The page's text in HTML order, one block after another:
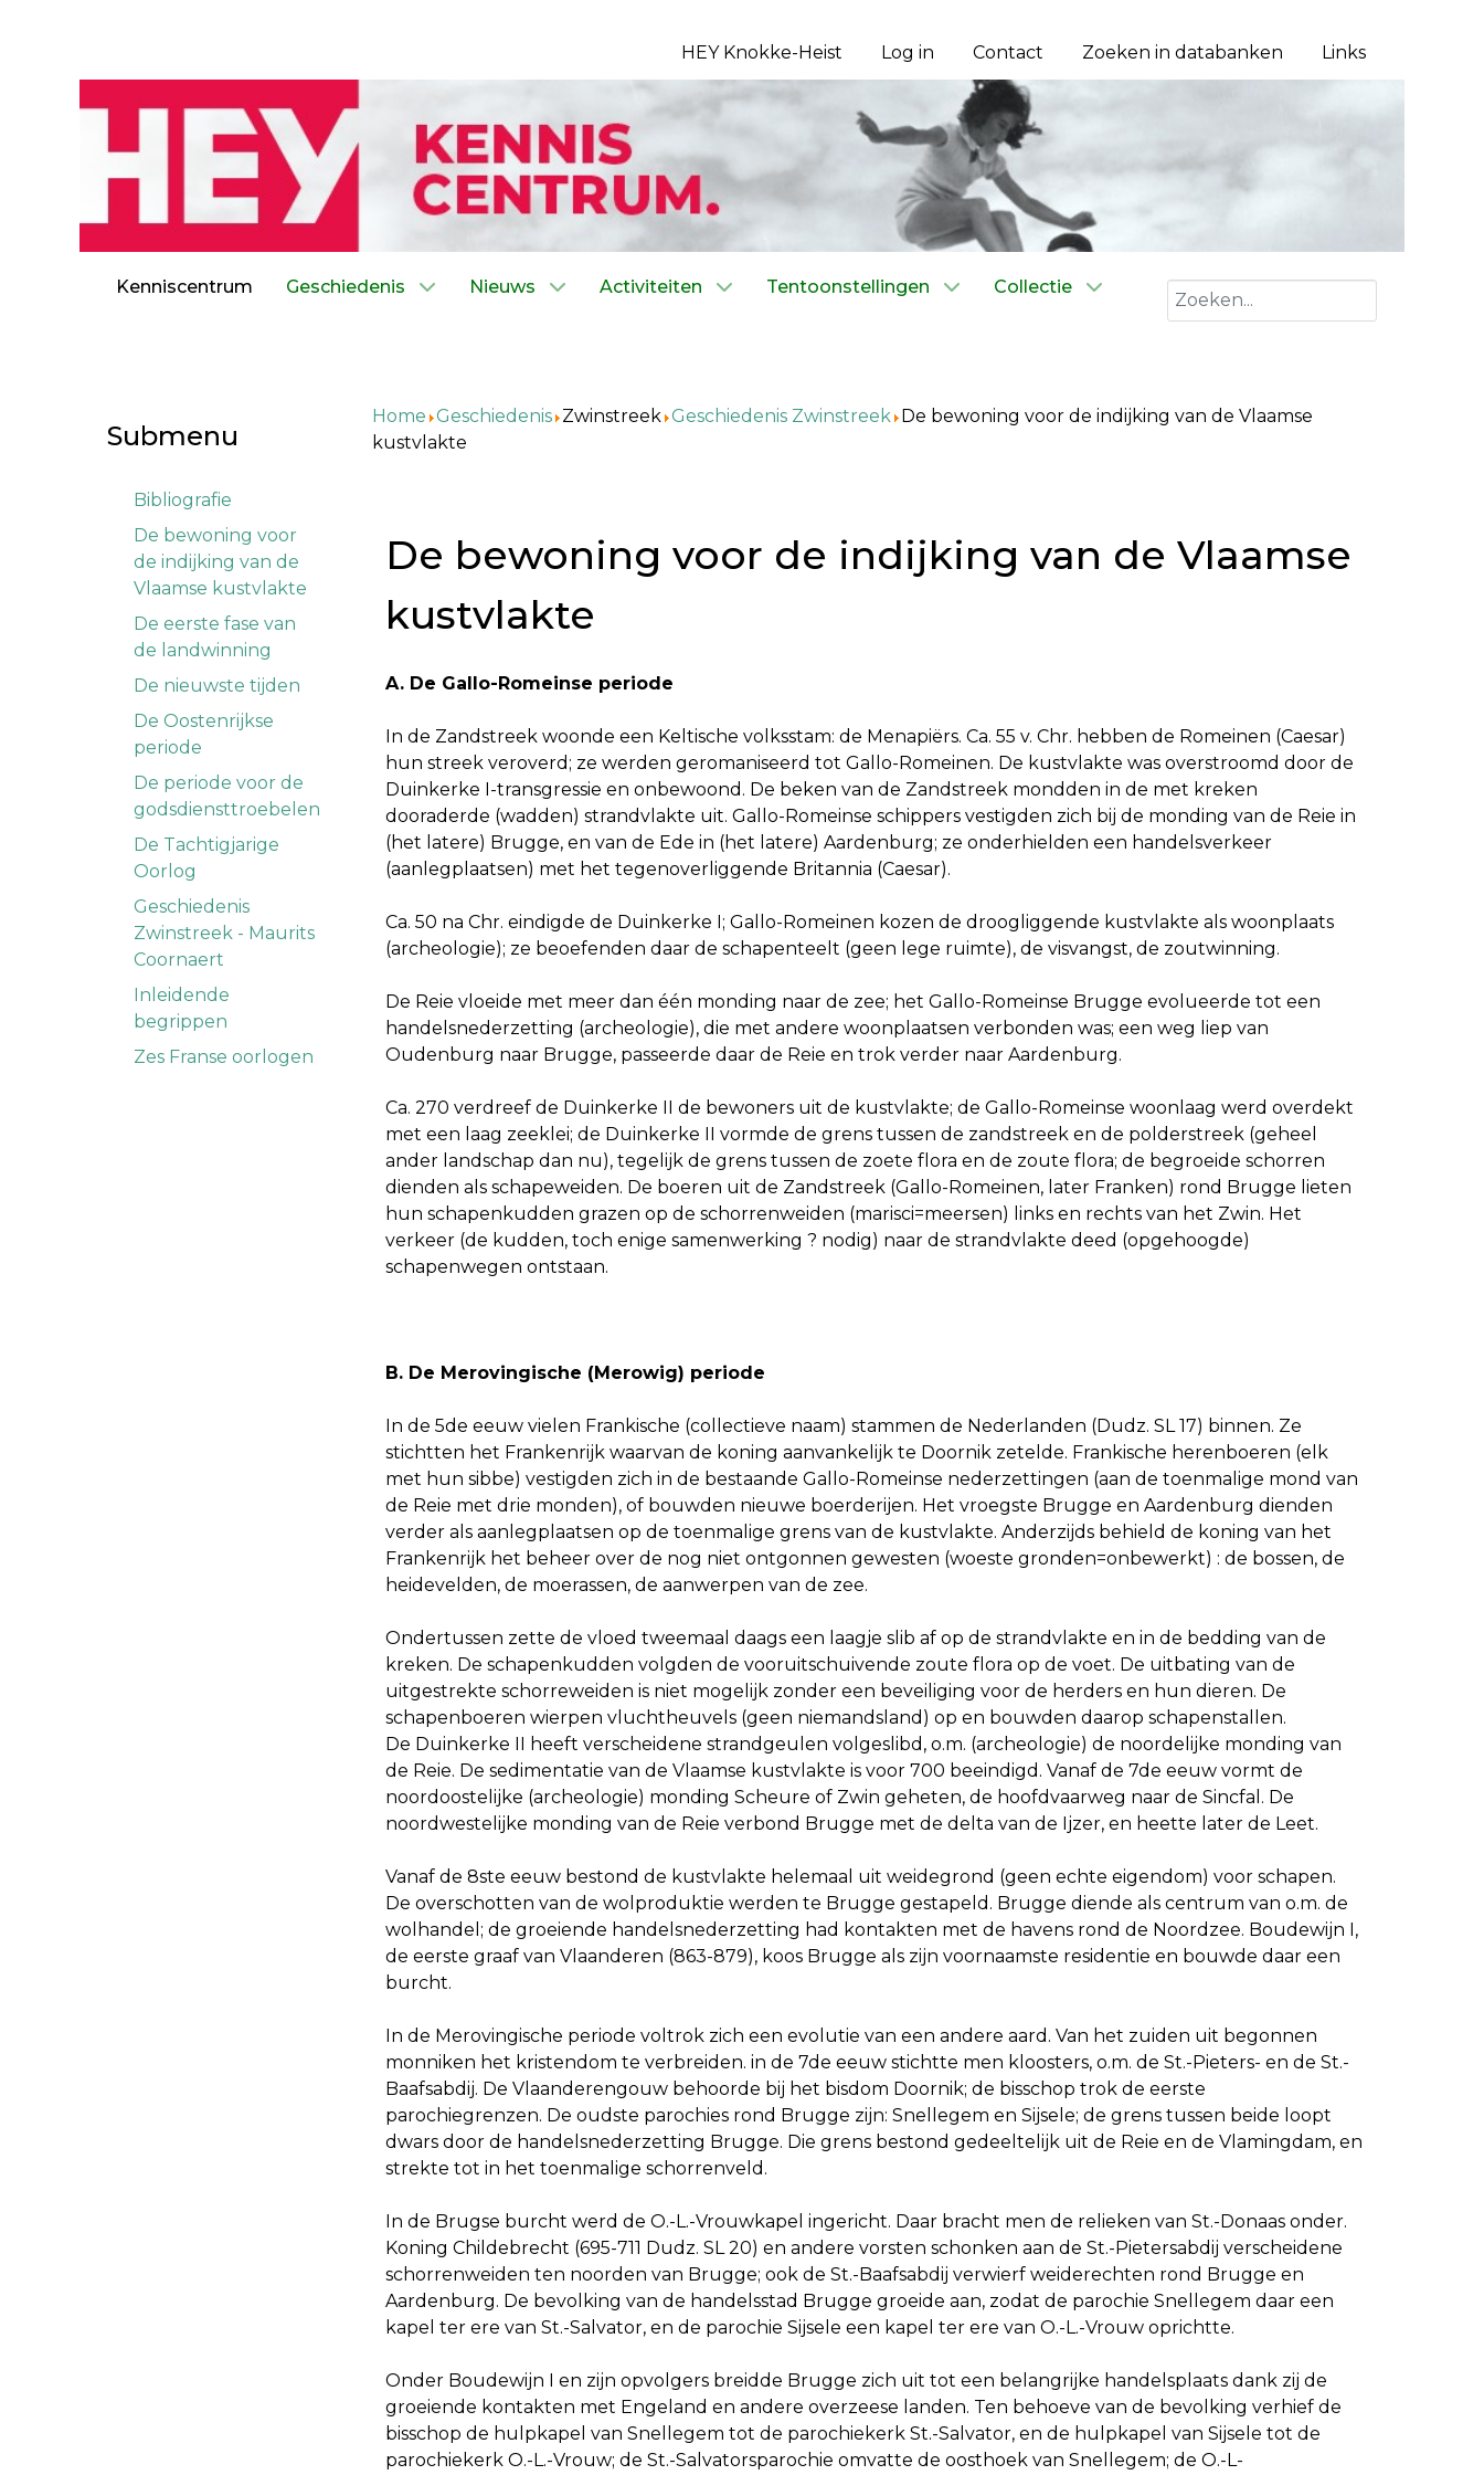
HEY Knokke-Heist Log in Contact Zoeken in databanken Links
Kenniscentrum Geschiedenis Nieuws Activiteiten Tentoonstellingen Collectie Zoeken
Submenu
Bibliografie
De bewoning voor
de indijking van de
Vlaamse kustvlakte
De eerste fase van
de landwinning
De nieuwste tijden
De Oostenrijkse
periode
De periode voor de
godsdiensttroebelen
De Tachtigjarige
Oorlog
Geschiedenis
Zwinstreek - Maurits
Coornaert
Inleidende
begrippen
Zes Franse oorlogen
Home Geschiedenis Zwinstreek Geschiedenis Zwinstreek De bewoning voor de indijking van de Vlaamse
kustvlakte
De bewoning voor de indijking van de Vlaamse
kustvlakte
A. De Gallo-Romeinse periode
In de Zandstreek woonde een Keltische volksstam: de Menapiërs. Ca. 55 v. Chr. hebben de Romeinen (Caesar)
hun streek veroverd; ze werden geromaniseerd tot Gallo-Romeinen. De kustvlakte was overstroomd door de
Duinkerke I-transgressie en onbewoond. De beken van de Zandstreek mondden in de met kreken
dooraderde (wadden) strandvlakte uit. Gallo-Romeinse schippers vestigden zich bij de monding van de Reie in
(het latere) Brugge, en van de Ede in (het latere) Aardenburg; ze onderhielden een handelsverkeer
(aanlegplaatsen) met het tegenoverliggende Britannia (Caesar).
Ca. 50 na Chr. eindigde de Duinkerke I; Gallo-Romeinen kozen de droogliggende kustvlakte als woonplaats
(archeologie); ze beoefenden daar de schapenteelt (geen lege ruimte), de visvangst, de zoutwinning.
De Reie vloeide met meer dan één monding naar de zee; het Gallo-Romeinse Brugge evolueerde tot een
handelsnederzetting (archeologie), die met andere woonplaatsen verbonden was; een weg liep van
Oudenburg naar Brugge, passeerde daar de Reie en trok verder naar Aardenburg.
Ca. 270 verdreef de Duinkerke II de bewoners uit de kustvlakte; de Gallo-Romeinse woonlaag werd overdekt
met een laag zeeklei; de Duinkerke II vormde de grens tussen de zandstreek en de polderstreek (geheel
ander landschap dan nu), tegelijk de grens tussen de zoete flora en de zoute flora; de begroeide schorren
dienden als schapeweiden. De boeren uit de Zandstreek (Gallo-Romeinen, later Franken) rond Brugge lieten
hun schapenkudden grazen op de schorrenweiden (marisci=meersen) links en rechts van het Zwin. Het
verkeer (de kudden, toch enige samenwerking ? nodig) naar de strandvlakte deed (opgehoogde)
schapenwegen ontstaan.
B. De Merovingische (Merowig) periode
In de 5de eeuw vielen Frankische (collectieve naam) stammen de Nederlanden (Dudz. SL 17) binnen. Ze
stichtten het Frankenrijk waarvan de koning aanvankelijk te Doornik zetelde. Frankische herenboeren (elk
met hun sibbe) vestigden zich in de bestaande Gallo-Romeinse nederzettingen (aan de toenmalige mond van
de Reie met drie monden), of bouwden nieuwe boerderijen. Het vroegste Brugge en Aardenburg dienden
verder als aanlegplaatsen op de toenmalige grens van de kustvlakte. Anderzijds behield de koning van het
Frankenrijk het beheer over de nog niet ontgonnen gewesten (woeste gronden=onbewerkt) : de bossen, de
heidevelden, de moerassen, de aanwerpen van de zee.
Ondertussen zette de vloed tweemaal daags een laagje slib af op de strandvlakte en in de bedding van de
kreken. De schapenkudden volgden de vooruitschuivende zoute flora op de voet. De uitbating van de
uitgestrekte schorreweiden is niet mogelijk zonder een beveiliging voor de herders en hun dieren. De
schapenboeren wierpen vluchtheuvels (geen niemandsland) op en bouwden daarop schapenstallen.
De Duinkerke II heeft verscheidene strandgeulen volgeslibd, o.m. (archeologie) de noordelijke monding van
de Reie. De sedimentatie van de Vlaamse kustvlakte is voor 700 beeindigd. Vanaf de 7de eeuw vormt de
noordoostelijke (archeologie) monding Scheure of Zwin geheten, de hoofdvaarweg naar de Sincfal. De
noordwestelijke monding van de Reie verbond Brugge met de delta van de Ijzer, en heette later de Leet.
Vanaf de 8ste eeuw bestond de kustvlakte helemaal uit weidegrond (geen echte eigendom) voor schapen.
De overschotten van de wolproduktie werden te Brugge gestapeld. Brugge diende als centrum van o.m. de
wolhandel; de groeiende handelsnederzetting had kontakten met de havens rond de Noordzee. Boudewijn I,
de eerste graaf van Vlaanderen (863-879), koos Brugge als zijn voornaamste residentie en bouwde daar een
burcht.
In de Merovingische periode voltrok zich een evolutie van een andere aard. Van het zuiden uit begonnen
monniken het kristendom te verbreiden. in de 7de eeuw stichtte men kloosters, o.m. de St.-Pieters- en de St.-
Baafsabdij. De Vlaanderengouw behoorde bij het bisdom Doornik; de bisschop trok de eerste
parochiegrenzen. De oudste parochies rond Brugge zijn: Snellegem en Sijsele; de grens tussen beide loopt
dwars door de handelsnederzetting Brugge. Die grens bestond gedeeltelijk uit de Reie en de Vlamingdam, en
strekte tot in het toenmalige schorrenveld.
In de Brugse burcht werd de O.-L.-Vrouwkapel ingericht. Daar bracht men de relieken van St.-Donaas onder.
Koning Childebrecht (695-711 Dudz. SL 20) en andere vorsten schonken aan de St.-Pietersabdij verscheidene
schorrenweiden ten noorden van Brugge; ook de St.-Baafsabdij verwierf weiderechten rond Brugge en
Aardenburg. De bevolking van de handelsstad Brugge groeide aan, zodat de parochie Snellegem daar een
kapel ter ere van St.-Salvator, en de parochie Sijsele een kapel ter ere van O.-L.-Vrouw oprichtte.
Onder Boudewijn I en zijn opvolgers breidde Brugge zich uit tot een belangrijke handelsplaats dank zij de
groeiende kontakten met Engeland en andere overzeese landen. Ten behoeve van de bevolking verhief de
bisschop de hulpkapel van Snellegem tot de parochiekerk St.-Salvator, en de hulpkapel van Sijsele tot de
parochiekerk O.-L.-Vrouw; de St.-Salvatorsparochie omvatte de oosthoek van Snellegem; de O.-L-